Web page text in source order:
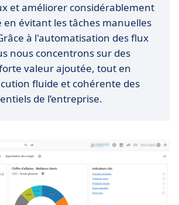
et améliorer considérablement
en évitant les tâches manuelles
à l'automatisation des flux
nous concentrons sur des
valeur ajoutée, tout en
fluide et cohérente des
de l’entreprise.